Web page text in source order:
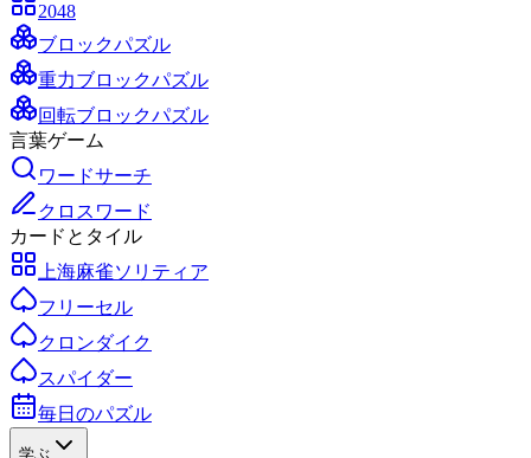
2048
ブロックパズル
重力ブロックパズル
回転ブロックパズル
言葉ゲーム
ワードサーチ
クロスワード
カードとタイル
上海麻雀ソリティア
フリーセル
クロンダイク
スパイダー
毎日のパズル
学ぶ